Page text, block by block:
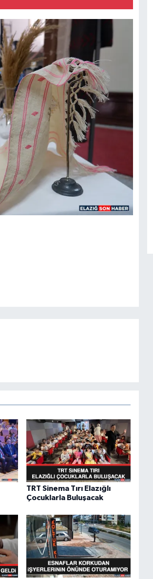
TRT Sinema Tırı Elazığlı
Çocuklarla Buluşacak